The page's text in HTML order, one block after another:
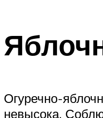
Огуречно-
невысока.